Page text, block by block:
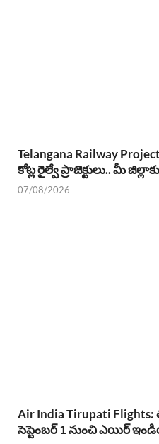
Telangana Railway
కోట్ల రైల్వే ప్రాజెక్టులు.. మీ
07/08/2026
Air India Tirupati Flights:
సెప్టెంబర్ 1 నుంచి ఎయిర్